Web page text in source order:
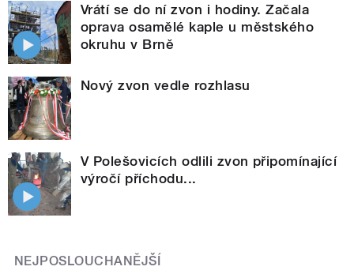
Vrátí se do ní zvon i hodiny. Začala
oprava osamělé kaple u městského
okruhu v Brně
Nový zvon vedle rozhlasu
V Polešovicích odlili zvon připomínající
výročí příchodu...
NEJPOSLOUCHANĚJŠÍ